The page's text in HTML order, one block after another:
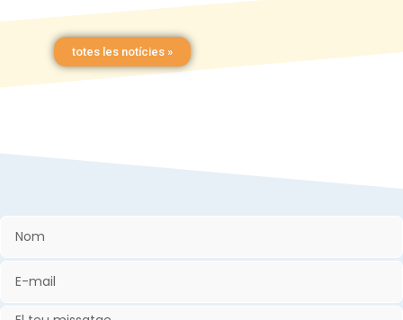
totes les notícies »